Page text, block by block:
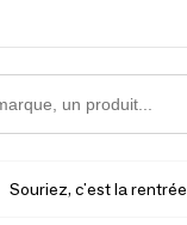
Souriez, c'est la rentrée